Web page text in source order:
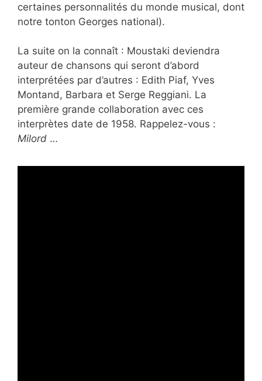
certaines personnalités du monde musical, dont
notre tonton Georges national).
La suite on la connaît : Moustaki deviendra
auteur de chansons qui seront d’abord
interprétées par d’autres : Edith Piaf, Yves
Montand, Barbara et Serge Reggiani. La
première grande collaboration avec ces
interprètes date de 1958. Rappelez-vous :
Milord …